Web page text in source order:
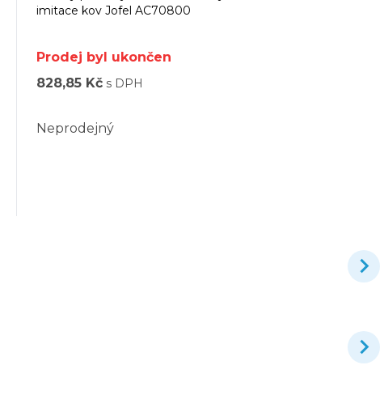
imitace kov Jofel AC70800
Prodej byl ukončen
828,85 Kč s DPH
Neprodejný